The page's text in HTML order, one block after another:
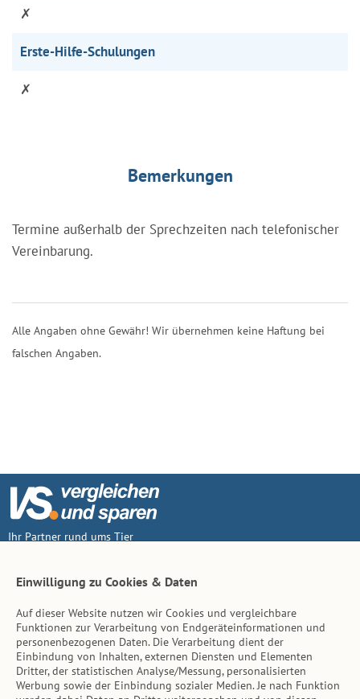
✗
Erste-Hilfe-Schulungen
✗
Bemerkungen
Termine außerhalb der Sprechzeiten nach telefonischer
Vereinbarung.
Alle Angaben ohne Gewähr! Wir übernehmen keine Haftung bei
falschen Angaben.
Ihr Partner rund ums Tier
Inhalt
Tierarzt-Suche
Einwilligung zu Cookies & Daten
Auf dieser Website nutzen wir Cookies und vergleichbare
Funktionen zur Verarbeitung von Endgeräteinformationen und
personenbezogenen Daten. Die Verarbeitung dient der
Einbindung von Inhalten, externen Diensten und Elementen
Dritter, der statistischen Analyse/Messung, personalisierten
Werbung sowie der Einbindung sozialer Medien. Je nach Funktion